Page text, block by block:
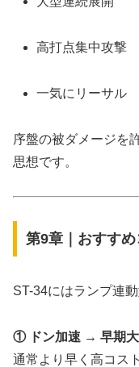
高打点集中攻撃
一気にリーサル
序盤の被ダメージを
思想です。
第9章｜おすす
ST-34にはランプ連
① ドン加速 → 早期大
通常より早く高コス